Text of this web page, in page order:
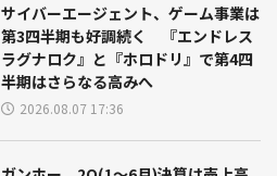
サイバーエージェント、ゲーム事業は
第3四半期も好調続く 『エンドレス
ラグナロク』と『ホロドリ』で第4四
半期はさらなる高みへ
2026.08.07 17:36